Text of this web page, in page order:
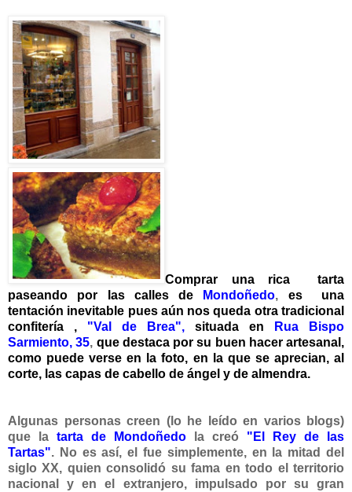
Comprar una rica tarta
paseando por las calles de
Mondoñedo, es una
tentación inevitable pues aún nos queda otra tradicional
confitería ,
"Val de Brea", situada en Rua Bispo
Sarmiento, 35, que destaca por su buen hacer artesanal,
como puede verse en la foto, en la que se aprecian, al
corte, las capas de cabello de ángel y de almendra.
Algunas personas creen (lo he leído en varios blogs)
que la tarta de Mondoñedo la creó "El Rey de las
Tartas". No es así, el fue simplemente, en la mitad del
siglo XX, quien consolidó su fama en todo el territorio
nacional y en el extranjero, impulsado por su gran